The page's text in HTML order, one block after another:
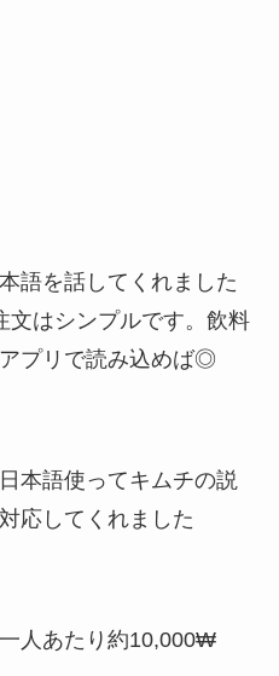
語を話してくれました
はシンプルです。飲料
プリで読み込めば◎
本語使ってキムチの説
応してくれました
人あたり約10,000₩